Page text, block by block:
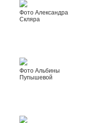
Фото Александра
Скляра
Фото Альбины
Пупышевой